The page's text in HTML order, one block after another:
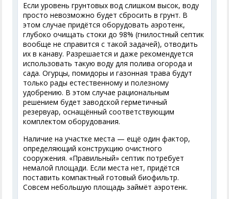
Если уровень грунтовых вод слишком высок, воду
просто невозможно будет сбросить в грунт. В
этом случае придётся оборудовать аэротенк,
глубоко очищать стоки до 98% (гнилостный септик
вообще не справится с такой задачей), отводить
их в канаву. Разрешается и даже рекомендуется
использовать такую воду для полива огорода и
сада. Огурцы, помидоры и газонная трава будут
только рады естественному и полезному
удобрению. В этом случае рациональным
решением будет заводской герметичный
резервуар, оснащённый соответствующим
комплектом оборудования.
Наличие на участке места — ещё один фактор,
определяющий конструкцию очистного
сооружения. «Правильный» септик потребует
немалой площади. Если места нет, придётся
поставить компактный готовый биофильтр.
Совсем небольшую площадь займёт аэротенк.